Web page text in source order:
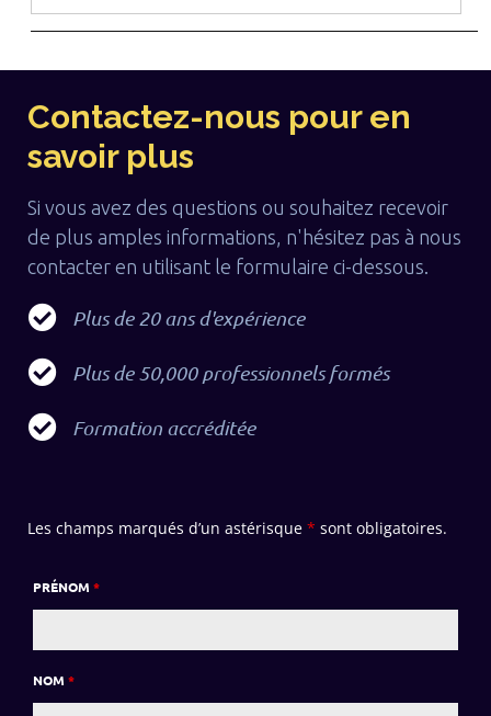
Contactez-nous pour en
savoir plus
Si vous avez des questions ou souhaitez recevoir
de plus amples informations, n'hésitez pas à nous
contacter en utilisant le formulaire ci-dessous.
Plus de 20 ans d'expérience
Plus de 50,000 professionnels formés
Formation accréditée
Les champs marqués d’un astérisque * sont obligatoires.
PRÉNOM *
NOM *